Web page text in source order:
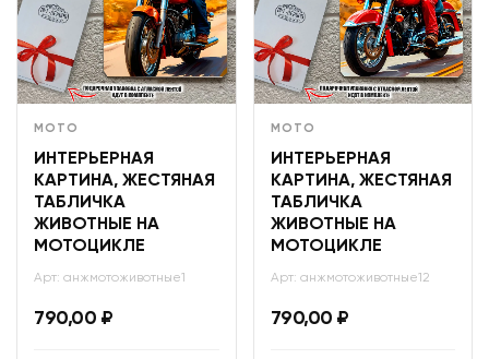
МОТО
ИНТЕРЬЕРНАЯ
КАРТИНА, ЖЕСТЯНАЯ
ТАБЛИЧКА
ЖИВОТНЫЕ НА
МОТОЦИКЛЕ
Арт: анжмотоживотные1
790,00 ₽
МОТО
ИНТЕРЬЕРНАЯ
КАРТИНА, ЖЕСТЯНАЯ
ТАБЛИЧКА
ЖИВОТНЫЕ НА
МОТОЦИКЛЕ
Арт: анжмотоживотные12
790,00 ₽